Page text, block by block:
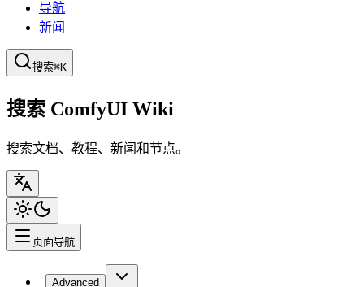
导航
新闻
搜索⌘K
搜索 ComfyUI Wiki
搜索文档、教程、新闻和节点。
页面导航
Advanced